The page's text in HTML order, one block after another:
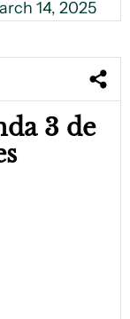
14, 2025
3 de